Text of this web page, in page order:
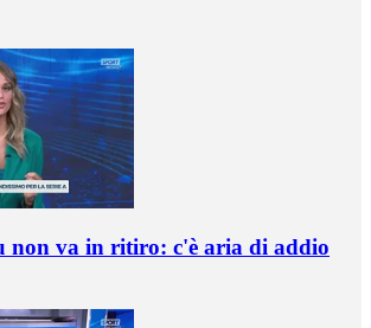
non va in ritiro: c'è aria di addio